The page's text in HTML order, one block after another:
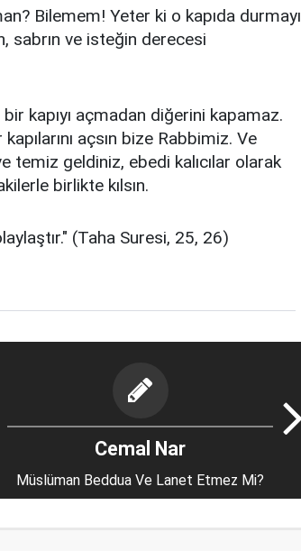
Bilemem! Yeter ki o kapıda durmayı
sabrın ve isteğin derecesi
kapıyı açmadan diğerini kapamaz.
kapılarını açsın bize Rabbimiz. Ve
temiz geldiniz, ebedi kalıcılar olarak
birlikte kılsın.
(Taha Suresi, 25, 26)
Cemal Nar
Müslüman Beddua Ve Lanet Etmez Mi?